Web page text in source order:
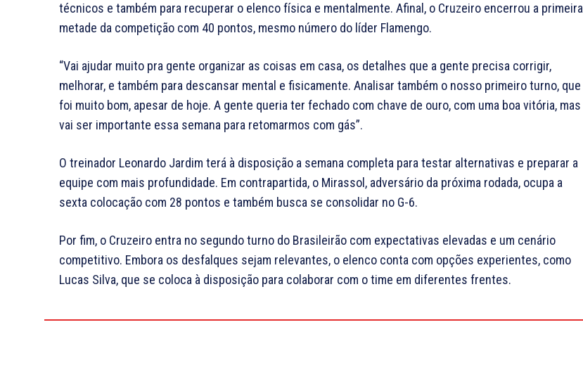
técnicos e também para recuperar o elenco física e mentalmente. Afinal, o Cruzeiro encerrou a primeira
metade da competição com 40 pontos, mesmo número do líder Flamengo.
“Vai ajudar muito pra gente organizar as coisas em casa, os detalhes que a gente precisa corrigir,
melhorar, e também para descansar mental e fisicamente. Analisar também o nosso primeiro turno, que
foi muito bom, apesar de hoje. A gente queria ter fechado com chave de ouro, com uma boa vitória, mas
vai ser importante essa semana para retomarmos com gás”.
O treinador Leonardo Jardim terá à disposição a semana completa para testar alternativas e preparar a
equipe com mais profundidade. Em contrapartida, o Mirassol, adversário da próxima rodada, ocupa a
sexta colocação com 28 pontos e também busca se consolidar no G-6.
Por fim, o Cruzeiro entra no segundo turno do Brasileirão com expectativas elevadas e um cenário
competitivo. Embora os desfalques sejam relevantes, o elenco conta com opções experientes, como
Lucas Silva, que se coloca à disposição para colaborar com o time em diferentes frentes.